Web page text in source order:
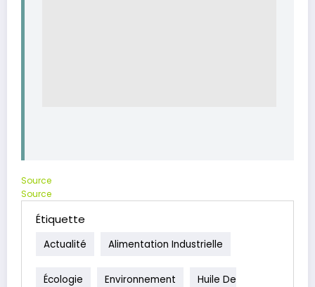
Source
Source
Étiquette
Actualité Alimentation Industrielle
Écologie Environnement Huile De